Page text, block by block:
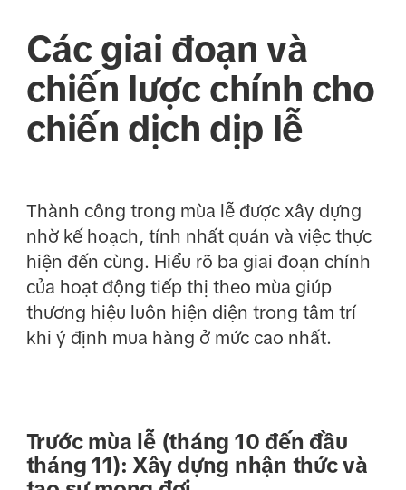
Các giai đoạn và
chiến lược chính cho
chiến dịch dịp lễ
Thành công trong mùa lễ được xây dựng
nhờ kế hoạch, tính nhất quán và việc thực
hiện đến cùng. Hiểu rõ ba giai đoạn chính
của hoạt động tiếp thị theo mùa giúp
thương hiệu luôn hiện diện trong tâm trí
khi ý định mua hàng ở mức cao nhất.
Trước mùa lễ (tháng 10 đến đầu
tháng 11): Xây dựng nhận thức và